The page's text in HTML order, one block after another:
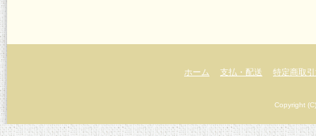
ホーム 支払・配送 特定商取
Copyright